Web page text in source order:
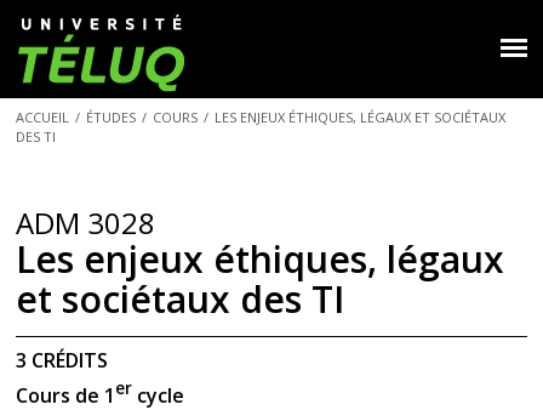
ACCUEIL / ÉTUDES / COURS / LES ENJEUX ÉTHIQUES, LÉGAUX ET SOCIÉTAUX
DES TI
ADM 3028
Les enjeux éthiques, légaux
et sociétaux des TI
3 CRÉDITS
Cours de 1 er cycle